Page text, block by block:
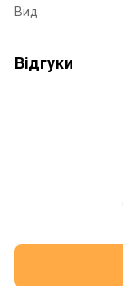
Вид
Відгуки